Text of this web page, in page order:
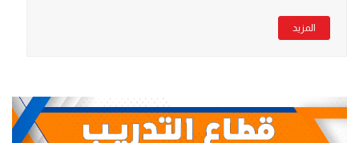
المزيد